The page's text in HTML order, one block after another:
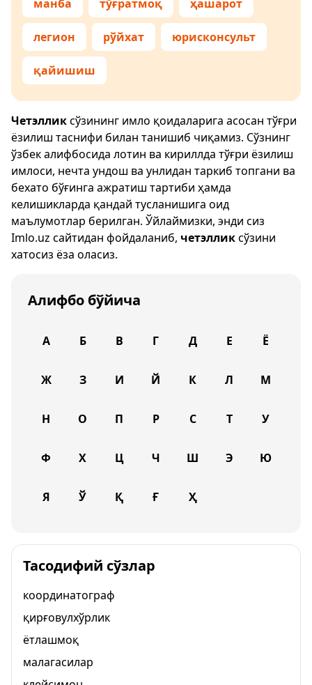
манба тўғратмоқ ҳашарот
легион рўйхат юрисконсульт
қайишиш
Четэлликсўзининг имло қоидаларига асосан тўғри
ёзилиш таснифи билан танишиб чиқамиз. Сўзнинг
ўзбек алифбосида лотин ва кириллда тўғри ёзилиш
имлоси, нечта ундош ва унлидан таркиб топгани ва
бехато бўғинга ажратиш тартиби ҳамда
келишикларда қандай тусланишига оид
маълумотлар берилган. Ўйлаймизки, энди сиз
Imlo.uz сайтидан фойдаланиб, четэлликсўзини
хатосиз ёза оласиз.
Алифбо бўйича
А Б В Г Д Е Ё
Ж З И Й К Л М
Н О П Р С Т У
Ф Х Ц Ч Ш Э Ю
Я Ў Қ Ғ Ҳ
Тасодифий сўзлар
координатограф
қирғовулхўрлик
ётлашмоқ
малагасилар